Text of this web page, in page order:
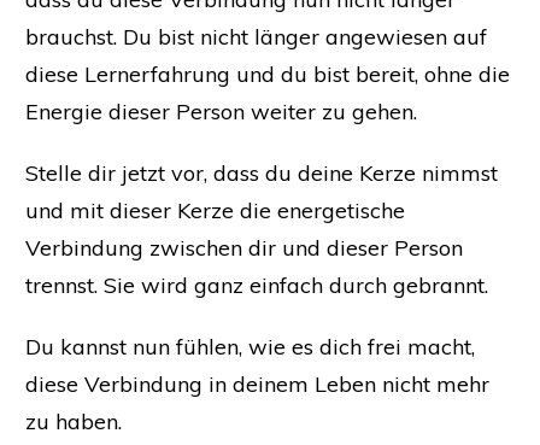
brauchst. Du bist nicht länger angewiesen auf
diese Lernerfahrung und du bist bereit, ohne die
Energie dieser Person weiter zu gehen.
Stelle dir jetzt vor, dass du deine Kerze nimmst
und mit dieser Kerze die energetische
Verbindung zwischen dir und dieser Person
trennst. Sie wird ganz einfach durch gebrannt.
Du kannst nun fühlen, wie es dich frei macht,
diese Verbindung in deinem Leben nicht mehr
zu haben.